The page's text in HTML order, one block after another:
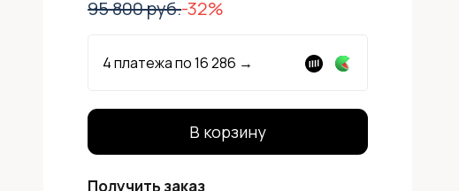
95 800 руб.-32%
4 платежа по16 286 →
В корзину
Получить заказ